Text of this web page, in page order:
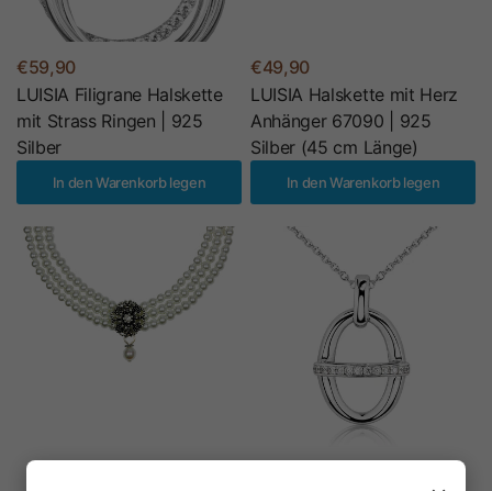
€59,90
LUISIA Filigrane Halskette
mit Strass Ringen | 925
Silber
In den Warenkorb legen
€49,90
LUISIA Halskette mit Herz
Anhänger 67090 | 925
Silber (45 cm Länge)
In den Warenkorb legen